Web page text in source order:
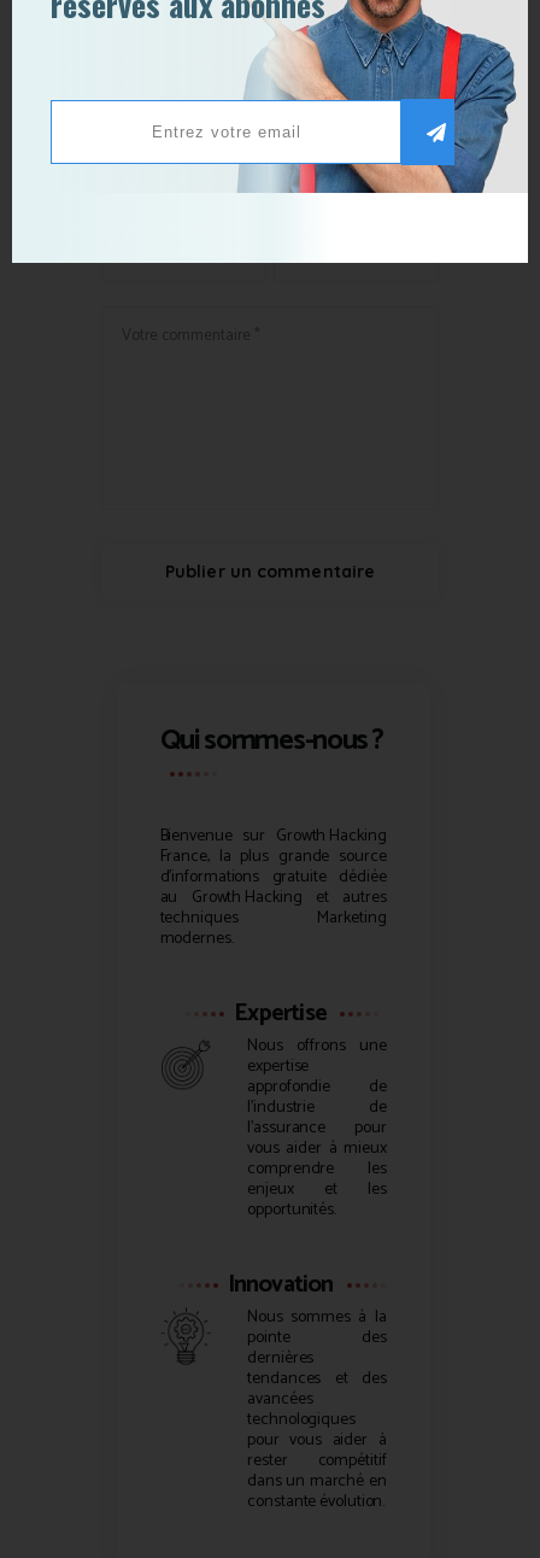
Le marketing permet-il de
réaliser des miracles ?
Publier un commentaire
Qui sommes-nous ?
Bienvenue sur Growth Hacking
France, la plus grande source
d’informations gratuite dédiée
au Growth Hacking et autres
techniques Marketing
modernes.
Expertise
Nous offrons une
expertise
approfondie de
l’industrie de
l’assurance pour
vous aider à mieux
comprendre les
enjeux et les
opportunités.
Innovation
Nous sommes à la
pointe des
dernières
tendances et des
avancées
technologiques
pour vous aider à
rester compétitif
dans un marché en
constante évolution.